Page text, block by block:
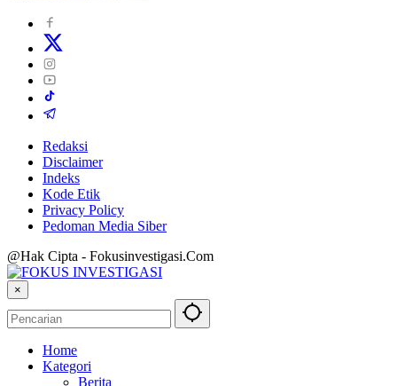
Redaksi
Disclaimer
Indeks
Kode Etik
Privacy Policy
Pedoman Media Siber
@Hak Cipta - Fokusinvestigasi.Com
×
Home
Kategori
Berita